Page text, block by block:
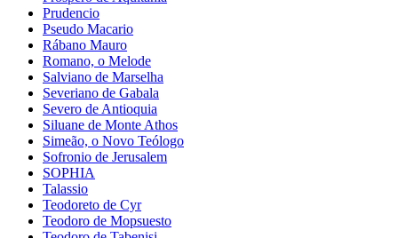
Prudencio
Pseudo Macario
Rábano Mauro
Romano, o Melode
Salviano de Marselha
Severiano de Gabala
Severo de Antioquia
Siluane de Monte Athos
Simeão, o Novo Teólogo
Sofronio de Jerusalem
SOPHIA
Talassio
Teodoreto de Cyr
Teodoro de Mopsuesto